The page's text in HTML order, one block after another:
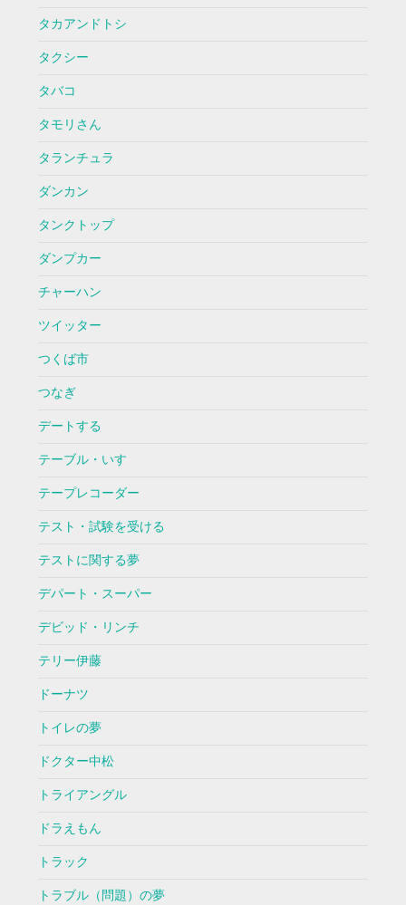
タカアンドトシ
タクシー
タバコ
タモリさん
タランチュラ
ダンカン
タンクトップ
ダンプカー
チャーハン
ツイッター
つくば市
つなぎ
デートする
テーブル・いす
テープレコーダー
テスト・試験を受ける
テストに関する夢
デパート・スーパー
デビッド・リンチ
テリー伊藤
ドーナツ
トイレの夢
ドクター中松
トライアングル
ドラえもん
トラック
トラブル（問題）の夢